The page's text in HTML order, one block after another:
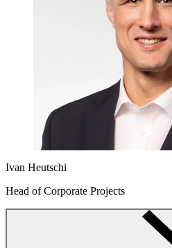
Ivan Heutschi
Head of Corporate Projects